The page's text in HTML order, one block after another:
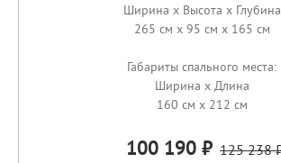
Ширина x Высота x Глубина
265 см x 95 см x 165 см
Габариты спального места:
Ширина x Длина
160 см x 212 см
100 190 125 238